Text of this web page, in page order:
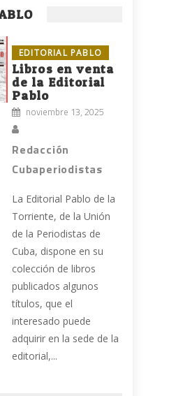
EDITORIAL PABLO
Libros en venta
de la Editorial
Pablo
noviembre 13, 2025
Redacción
Cubaperiodistas
La Editorial Pablo de la
Torriente, de la Unión
de la Periodistas de
Cuba, dispone en su
colección de libros
publicados algunos
títulos, que el
interesado puede
adquirir en la sede de la
editorial,...